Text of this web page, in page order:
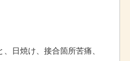
日焼け、接合箇所苦痛、